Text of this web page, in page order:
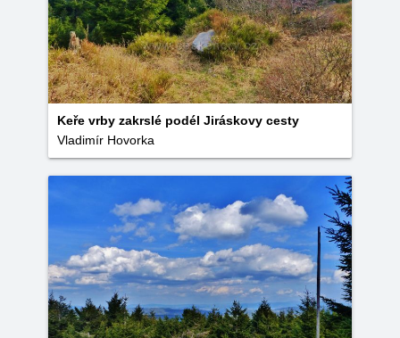
Keře vrby zakrslé podél Jiráskovy cesty
Vladimír Hovorka